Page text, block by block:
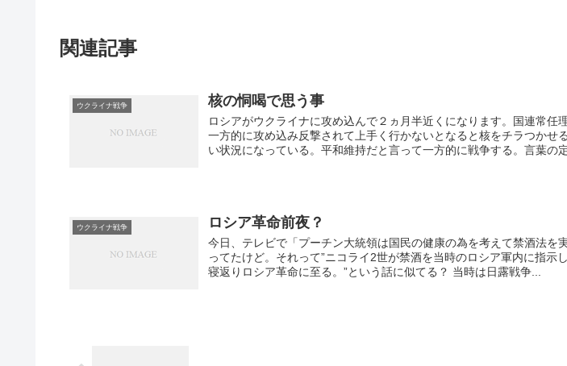
関連記事
ウクライナ戦争 核の恫喝で思う事
ロシアがウクライナに攻め込んで２ヵ月半近くになります。国連常任
一方的に攻め込み反撃されて上手く行かないとなると核をチラつかせ
い状況になっている。平和維持だと言って一方的に戦争する。言葉の定
ウクライナ戦争 ロシア革命前夜？
今日、テレビで「プーチン大統領は国民の健康の為を考えて禁酒法を
ってたけど。それって”ニコライ2世が禁酒を当時のロシア軍内に指示
寝返りロシア革命に至る。”という話に似てる？ 当時は日露戦争...